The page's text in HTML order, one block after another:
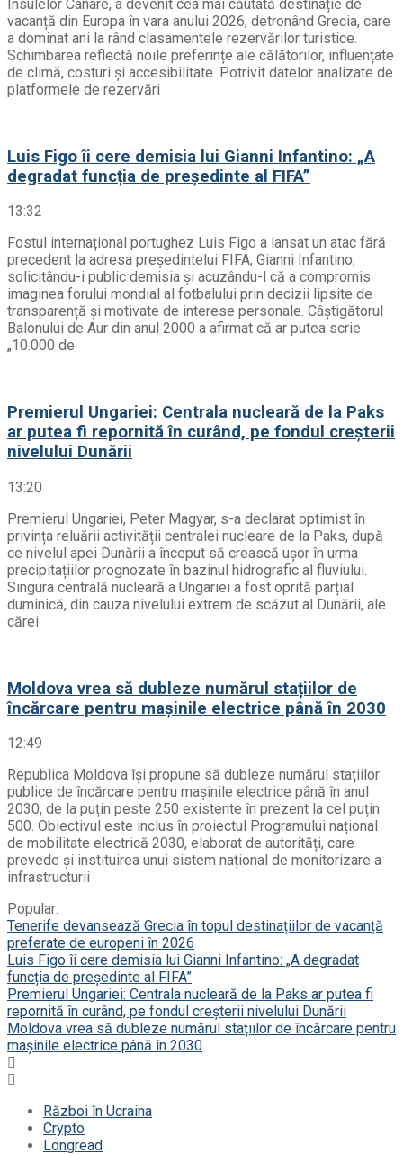
Insulelor Canare, a devenit cea mai căutată destinație de
vacanță din Europa în vara anului 2026, detronând Grecia, care
a dominat ani la rând clasamentele rezervărilor turistice.
Schimbarea reflectă noile preferințe ale călătorilor, influențate
de climă, costuri și accesibilitate. Potrivit datelor analizate de
platformele de rezervări
Luis Figo îi cere demisia lui Gianni Infantino: „A
degradat funcția de președinte al FIFA”
13:32
Fostul internațional portughez Luis Figo a lansat un atac fără
precedent la adresa președintelui FIFA, Gianni Infantino,
solicitându-i public demisia și acuzându-l că a compromis
imaginea forului mondial al fotbalului prin decizii lipsite de
transparență și motivate de interese personale. Câștigătorul
Balonului de Aur din anul 2000 a afirmat că ar putea scrie
„10.000 de
Premierul Ungariei: Centrala nucleară de la Paks
ar putea fi repornită în curând, pe fondul creșterii
nivelului Dunării
13:20
Premierul Ungariei, Peter Magyar, s-a declarat optimist în
privința reluării activității centralei nucleare de la Paks, după
ce nivelul apei Dunării a început să crească ușor în urma
precipitațiilor prognozate în bazinul hidrografic al fluviului.
Singura centrală nucleară a Ungariei a fost oprită parțial
duminică, din cauza nivelului extrem de scăzut al Dunării, ale
cărei
Moldova vrea să dubleze numărul stațiilor de
încărcare pentru mașinile electrice până în 2030
12:49
Republica Moldova își propune să dubleze numărul stațiilor
publice de încărcare pentru mașinile electrice până în anul
2030, de la puțin peste 250 existente în prezent la cel puțin
500. Obiectivul este inclus în proiectul Programului național
de mobilitate electrică 2030, elaborat de autorități, care
prevede și instituirea unui sistem național de monitorizare a
infrastructurii
Popular:
Tenerife devansează Grecia în topul destinațiilor de vacanță
preferate de europeni în 2026
Luis Figo îi cere demisia lui Gianni Infantino: „A degradat
funcția de președinte al FIFA”
Premierul Ungariei: Centrala nucleară de la Paks ar putea fi
repornită în curând, pe fondul creșterii nivelului Dunării
Moldova vrea să dubleze numărul stațiilor de încărcare pentru
mașinile electrice până în 2030
Război în Ucraina
Crypto
Longread